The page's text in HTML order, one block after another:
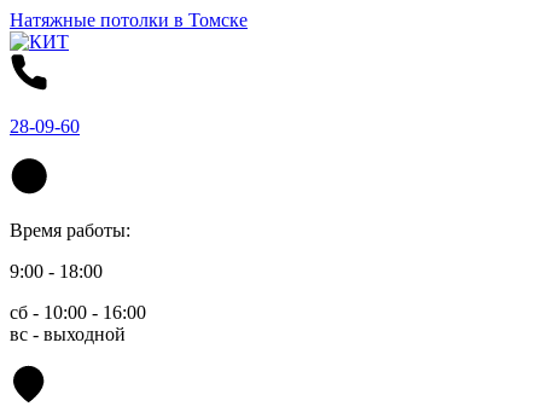
Натяжные потолки в Томске
28-09-60
Время работы:
9:00 - 18:00
сб - 10:00 - 16:00
вс - выходной